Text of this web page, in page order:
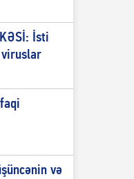
İsti
viruslar
və